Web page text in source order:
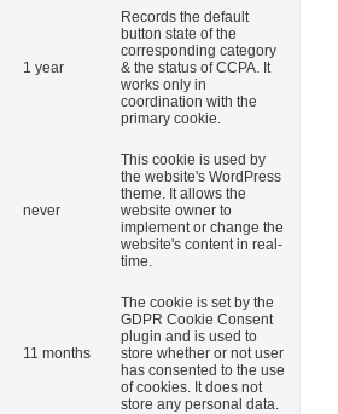
1 year
Records the default
button state of the
corresponding category
& the status of CCPA. It
works only in
coordination with the
primary cookie.
never
This cookie is used by
the website's WordPress
theme. It allows the
website owner to
implement or change the
website's content in real-
time.
11 months
The cookie is set by the
GDPR Cookie Consent
plugin and is used to
store whether or not user
has consented to the use
of cookies. It does not
store any personal data.